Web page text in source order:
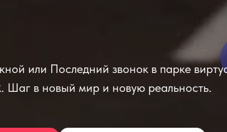
или Последний звонок в парке
Шаг в новый мир и новую реальность.